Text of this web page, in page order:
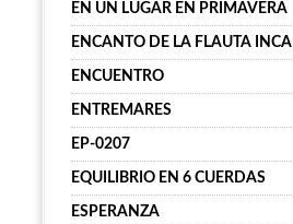
EN UN LUGAR EN PRIMAVERA
ENCANTO DE LA FLAUTA INCA
ENCUENTRO
ENTREMARES
EP-0207
EQUILIBRIO EN 6 CUERDAS
ESPERANZA